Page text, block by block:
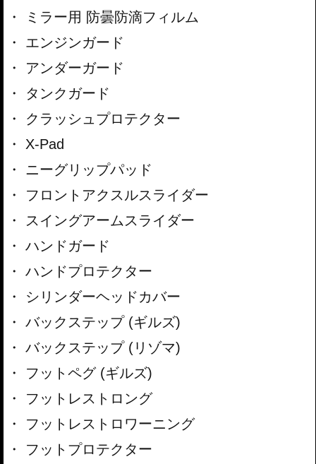
ミラー用 防曇防滴フィルム
エンジンガード
アンダーガード
タンクガード
クラッシュプロテクター
X-Pad
ニーグリップパッド
フロントアクスルスライダー
スイングアームスライダー
ハンドガード
ハンドプロテクター
シリンダーヘッドカバー
バックステップ (ギルズ)
バックステップ (リゾマ)
フットペグ (ギルズ)
フットレストロング
フットレストロワーニング
フットプロテクター